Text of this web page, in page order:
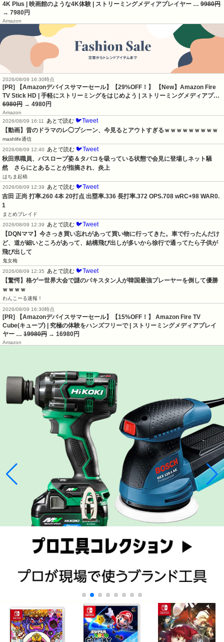
4K Plus | 映画館のような4K体験 | ストリーミングメディアプレイヤー … 9980円
→ 7980円
Amazon
2026/08/09 16:30時点
[PR] 【Amazonデバイスサマーセール】【29%OFF！】 【New】Amazon Fire
TV Stick HD | 手軽にストリーミングをはじめよう | ストリーミングメディアプ…
6980円 → 4980円
Amazon
2026/08/09 16:11
あとで読む 🐦Tweet
【動画】昔のドラマのレ◯プシーン、今見るとアウトすぎるｗｗｗｗｗｗｗｗｗ
mashlife通信
2026/08/09 12:40
あとで読む 🐦Tweet
秋田県職員、バスローブ姿＆タバコを吸っている状態で会見に登場しネット騒
然　さらにとあることが指摘され、炎上
はちま起稿
2026/08/09 12:39
あとで読む 🐦Tweet
吉田 正尚 打率.260 4本 20打点 出塁率.336 長打率.372 OPS.708 wRC+98 WAR0.
1
まとめブレイド
2026/08/09 12:39
あとで読む 🐦Tweet
【DQNママ】今さっき買い忘れがあって買い物に行ってきた。車で行ったんだけ
ど、道が細いところがあって、結構飛び出しが多いから徐行で通ってたら子供が
飛び出して
鬼女梅
2026/08/09 12:35
あとで読む 🐦Tweet
【驚愕】格ゲー世界大会で謎のパキスタン人が韓国最強プレーヤーを倒して優勝
ｗｗｗｗ
わんこーる速報！
2026/08/09 16:30時点
[PR] 【Amazonデバイスサマーセール】【15%OFF！】 Amazon Fire TV
Cube(キューブ) | 究極の体験をハンズフリーで | ストリーミングメディアプレイ
ヤー … 19980円 → 16980円
Amazon